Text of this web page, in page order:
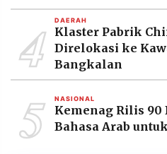
4 DAERAH
Klaster Pabrik
Direlokasi ke
Bangkalan
5 NASIONAL
Kemenag Rilis 90
Bahasa Arab